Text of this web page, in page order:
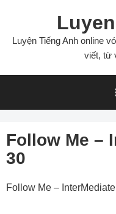
content
Luyện Tiếng Anh online
viết, từ
Follow Me –
30
Follow Me –